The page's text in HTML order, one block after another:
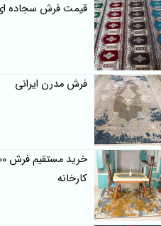
قیمت فرش سجاده ای
فرش مدرن ایرانی
کارخانه